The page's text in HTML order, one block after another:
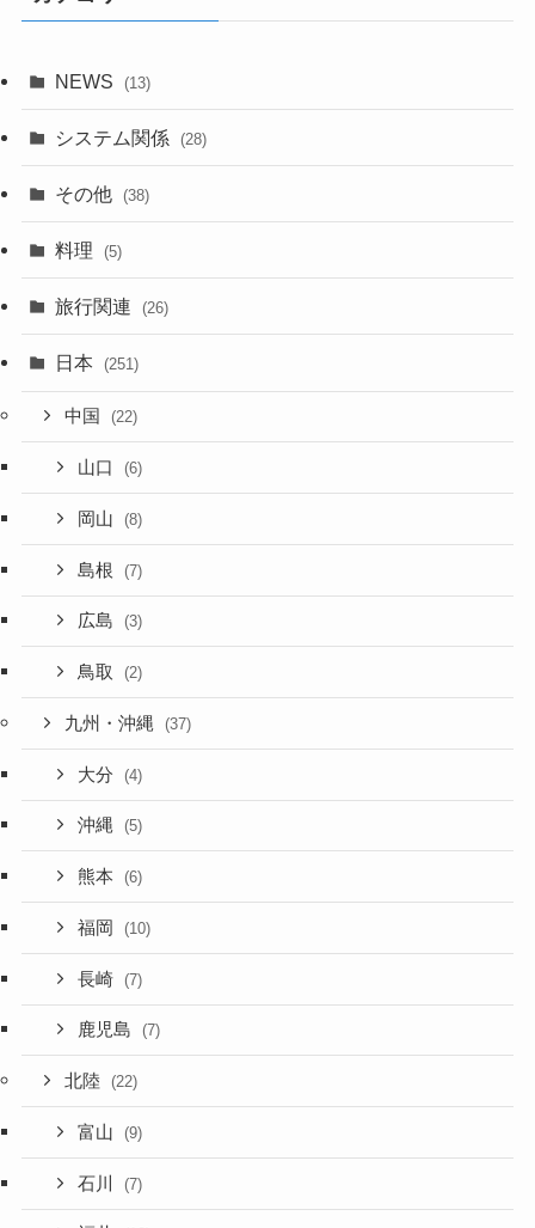
NEWS (13)
システム関係 (28)
その他 (38)
料理 (5)
旅行関連 (26)
日本 (251)
中国 (22)
山口 (6)
岡山 (8)
島根 (7)
広島 (3)
鳥取 (2)
九州・沖縄 (37)
大分 (4)
沖縄 (5)
熊本 (6)
福岡 (10)
長崎 (7)
鹿児島 (7)
北陸 (22)
富山 (9)
石川 (7)